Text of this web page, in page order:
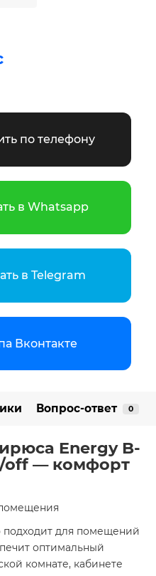
по телефону
в Whatsapp
в Telegram
Вконтакте
Вопрос-ответ 0
Energy B-
off — комфорт
для помещений
оптимальный
комнате, кабинете